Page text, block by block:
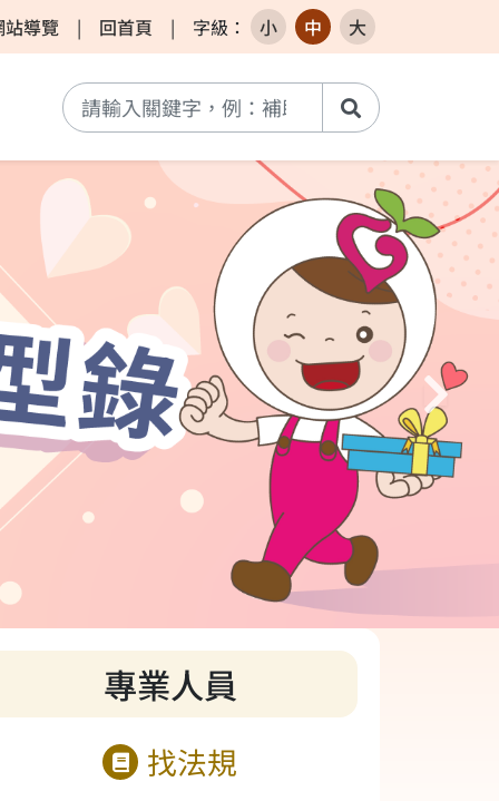
站導覽 | 回首頁 | 字級 ： 小 中 大
搜尋
下一張投
專業人員
找法規